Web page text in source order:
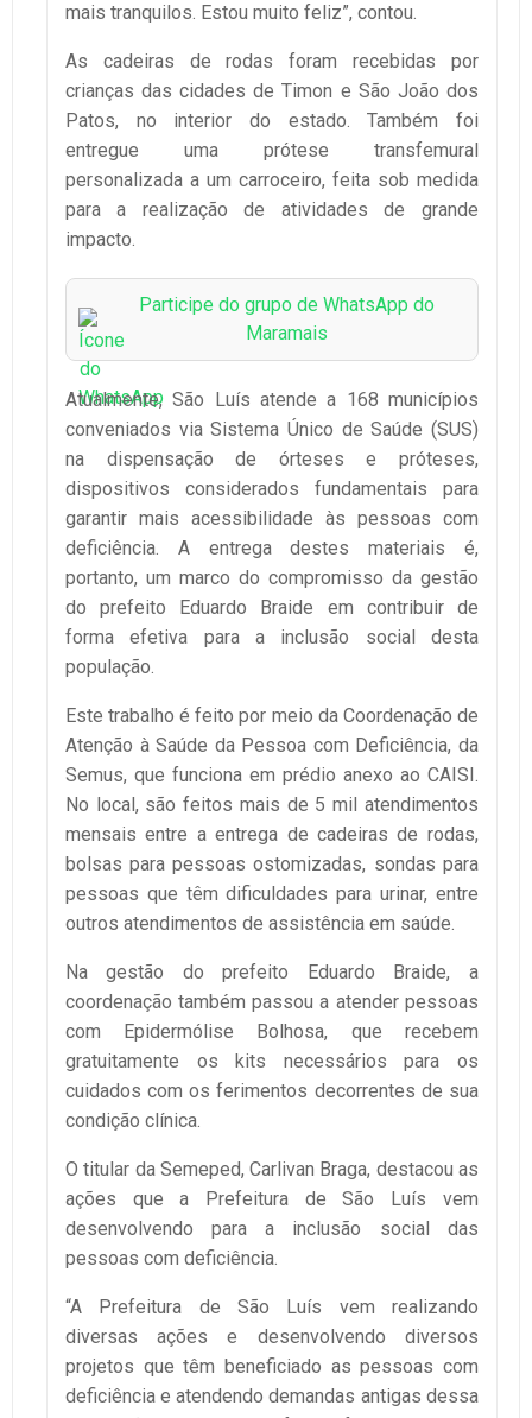
mais tranquilos. Estou muito feliz”, contou.
As cadeiras de rodas foram recebidas por
crianças das cidades de Timon e São João dos
Patos, no interior do estado. Também foi
entregue uma prótese transfemural
personalizada a um carroceiro, feita sob medida
para a realização de atividades de grande
impacto.
Participe do grupo de WhatsApp do
Maramais
Atualmente, São Luís atende a 168 municípios
conveniados via Sistema Único de Saúde (SUS)
na dispensação de órteses e próteses,
dispositivos considerados fundamentais para
garantir mais acessibilidade às pessoas com
deficiência. A entrega destes materiais é,
portanto, um marco do compromisso da gestão
do prefeito Eduardo Braide em contribuir de
forma efetiva para a inclusão social desta
população.
Este trabalho é feito por meio da Coordenação de
Atenção à Saúde da Pessoa com Deficiência, da
Semus, que funciona em prédio anexo ao CAISI.
No local, são feitos mais de 5 mil atendimentos
mensais entre a entrega de cadeiras de rodas,
bolsas para pessoas ostomizadas, sondas para
pessoas que têm dificuldades para urinar, entre
outros atendimentos de assistência em saúde.
Na gestão do prefeito Eduardo Braide, a
coordenação também passou a atender pessoas
com Epidermólise Bolhosa, que recebem
gratuitamente os kits necessários para os
cuidados com os ferimentos decorrentes de sua
condição clínica.
O titular da Semeped, Carlivan Braga, destacou as
ações que a Prefeitura de São Luís vem
desenvolvendo para a inclusão social das
pessoas com deficiência.
“A Prefeitura de São Luís vem realizando
diversas ações e desenvolvendo diversos
projetos que têm beneficiado as pessoas com
deficiência e atendendo demandas antigas dessa